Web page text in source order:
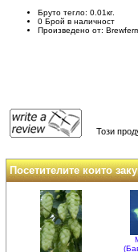
Бруто тегло: 0.01кг.
0 Брой в наличност
Произведено от:
Този
Посетителите които